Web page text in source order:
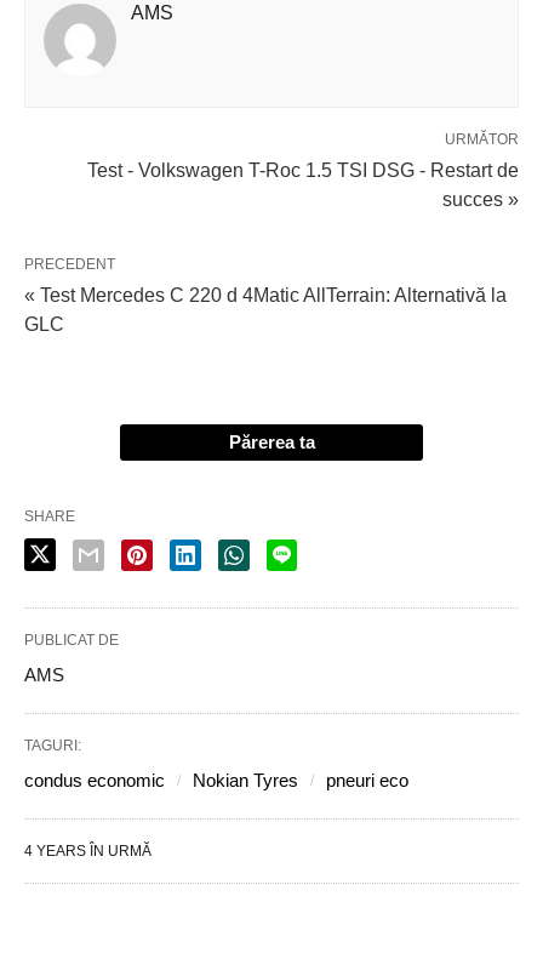
AMS
URMĂTOR
Test - Volkswagen T-Roc 1.5 TSI DSG - Restart de
succes »
PRECEDENT
« Test Mercedes C 220 d 4Matic AllTerrain: Alternativă la
GLC
Părerea ta
SHARE
PUBLICAT DE
AMS
TAGURI:
condus economic Nokian Tyres pneuri eco
4 YEARS ÎN URMĂ